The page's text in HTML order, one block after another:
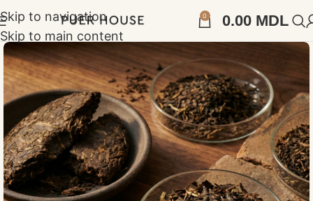
Skip to navigation
Skip to main content
0 0.00 MDL